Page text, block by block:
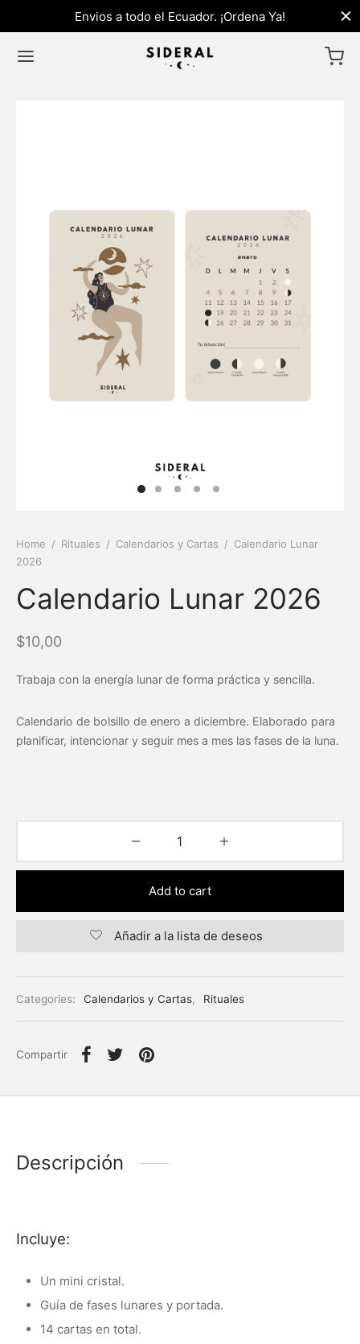
Envios a todo el Ecuador. ¡Ordena Ya!
Home / Rituales / Calendarios y Cartas / Calendario Lunar
2026
Calendario Lunar 2026
$10,00
Trabaja con la energía lunar de forma práctica y sencilla.
Calendario de bolsillo de enero a diciembre. Elaborado para
planificar, intencionar y seguir mes a mes las fases de la luna.
Add to cart
Añadir a la lista de deseos
Categories: Calendarios y Cartas, Rituales
Compartir
Descripción
Incluye:
Un mini cristal.
Guía de fases lunares y portada.
14 cartas en total.